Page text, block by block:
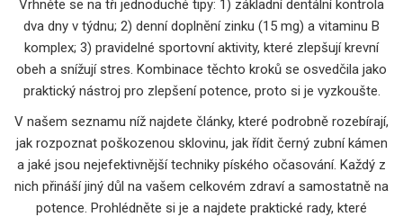
Vrhněte se na tři jednoduché tipy: 1) základní dentální kontrola
dva dny v týdnu; 2) denní doplnění zinku (15 mg) a vitaminu B
komplex; 3) pravidelné sportovní aktivity, které zlepšují krevní
obeh a snížují stres. Kombinace těchto kroků se osvedčila jako
praktický nástroj pro zlepšení potence, proto si je vyzkoušte.
V našem seznamu níž najdete články, které podrobně rozebírají,
jak rozpoznat poškozenou sklovinu, jak řídit černý zubní kámen
a jaké jsou nejefektivnější techniky píského očasování. Každý z
nich přináší jiný důl na vašem celkovém zdraví a samostatně na
potence. Prohlédněte si je a najdete praktické rady, které